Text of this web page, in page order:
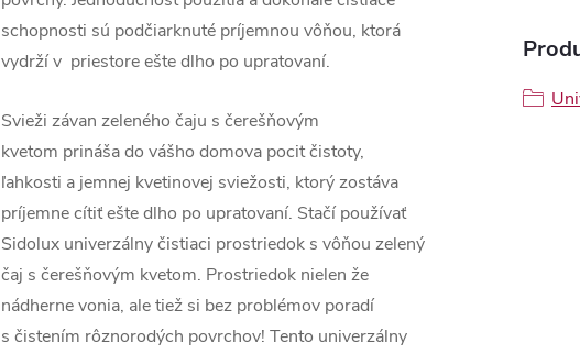
schopnosti sú podčiarknuté príjemnou vôňou, ktorá
vydrží v priestore ešte dlho po upratovaní.
Svieži závan zeleného čaju s čerešňovým
kvetom prináša do vášho domova pocit čistoty,
ľahkosti a jemnej kvetinovej sviežosti, ktorý zostáva
príjemne cítiť ešte dlho po upratovaní. Stačí používať
Sidolux univerzálny čistiaci prostriedok s vôňou zelený
čaj s čerešňovým kvetom. Prostriedok nielen že
nádherne vonia, ale tiež si bez problémov poradí
s čistením rôznorodých povrchov! Tento univerzálny